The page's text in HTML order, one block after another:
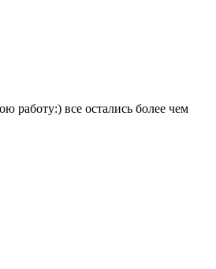
работу:) все остались более чем